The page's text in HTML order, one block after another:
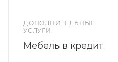
ДОПОЛНИТЕЛЬНЫЕ
УСЛУГИ
Мебель в кредит